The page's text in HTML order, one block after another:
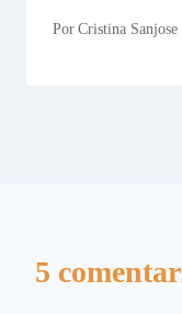
Por Cristina Sanjose
5